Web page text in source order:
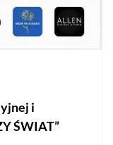
i
ŚWIAT”